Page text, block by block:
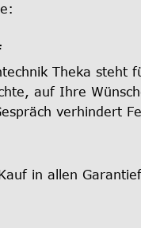
Theka
auf Ihre
verhindert
in allen